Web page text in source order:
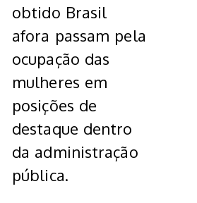
obtido Brasil
afora passam pela
ocupação das
mulheres em
posições de
destaque dentro
da administração
pública.